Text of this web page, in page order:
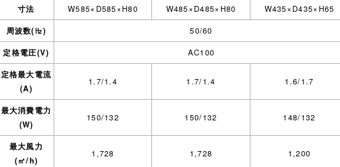
寸法
W585×D585×H80 W485×D485×H80
W435×D435×H65
周波数(㎐)
50/60
定格電圧(V)
AC100
定格最大電流
(A)
1.7/1.4 1.7/1.4 1.6/1.7
最大消費電力
(W)
150/132 150/132 148/132
最大風力
(㎡/h)
1,728 1,728 1,200